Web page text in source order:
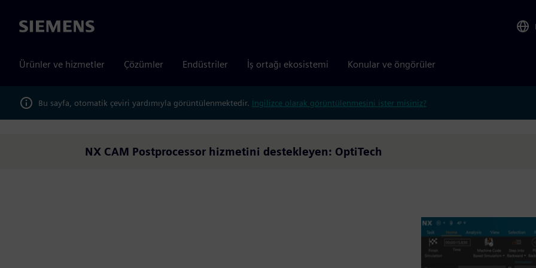
Siemens
Ürünler ve hizmetler Çözümler Endüstriler İş ortağı ekosistemi Konular ve öngörüler
Bu sayfa, otomatik çeviri yardımıyla görüntülenmektedir. İngilizce olarak görüntülenmesini ister misiniz?
NX CAM Postprocessor hizmetini destekleyen: OptiTech